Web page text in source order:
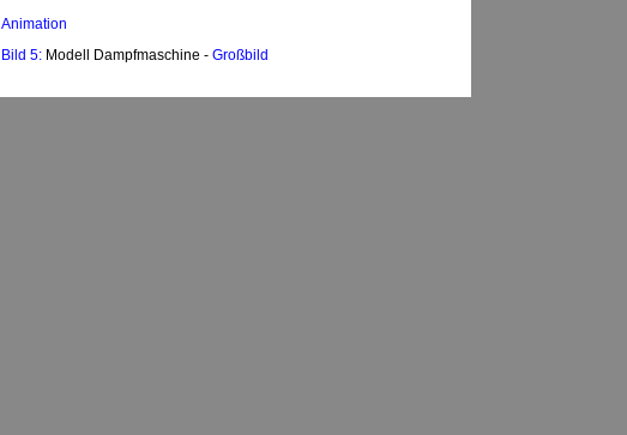
Animation
Bild 5: Modell Dampfmaschine - Großbild